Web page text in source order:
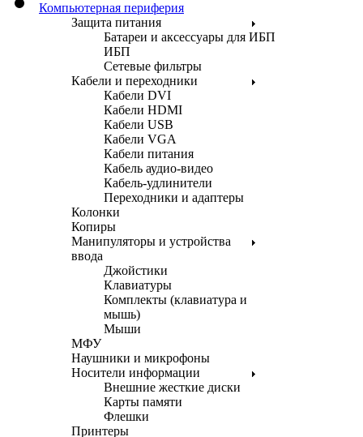
Компьютерная периферия
Защита питания
Батареи и аксессуары для ИБП
ИБП
Сетевые фильтры
Кабели и переходники
Кабели DVI
Кабели HDMI
Кабели USB
Кабели VGA
Кабели питания
Кабель аудио-видео
Кабель-удлинители
Переходники и адаптеры
Колонки
Копиры
Манипуляторы и устройства
ввода
Джойстики
Клавиатуры
Комплекты (клавиатура и
мышь)
Мыши
МФУ
Наушники и микрофоны
Носители информации
Внешние жесткие диски
Карты памяти
Флешки
Принтеры